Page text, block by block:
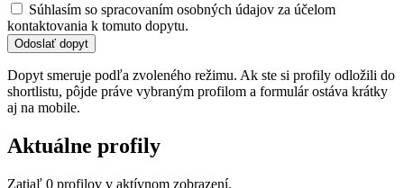
Súhlasím so spracovaním osobných údajov za účelom
kontaktovania k tomuto dopytu.
Odoslať dopyt
Dopyt smeruje podľa zvoleného režimu. Ak ste si profily odložili do
shortlistu, pôjde práve vybraným profilom a formulár ostáva krátky
aj na mobile.
Aktuálne profily
Zatiaľ 0 profilov v aktívnom zobrazení.